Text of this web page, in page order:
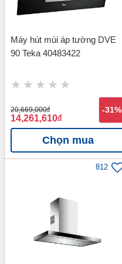
Máy hút mùi áp tường DVE
90 Teka 40483422
20,669,000đ
14,261,610đ
-31%
Chọn mua
812